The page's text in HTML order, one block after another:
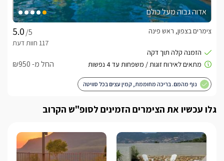
אדוה גבוה מעל כולם
/5
צימרים בצפון, ראש פינה
החל מ- ₪950
נוף מהמם. בריכה מחוממת, קמין עצים בכל סוויטה
גלו עכשיו את הצימרים הזמינים לסופ"ש הקרוב